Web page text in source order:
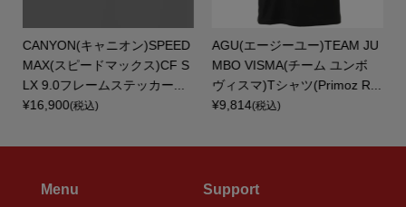
CANYON(キャニオン)SPEED
MAX(スピードマックス)CF S
LX 9.0フレームステッカー...
¥16,900(税込)
AGU(エージーユー)TEAM JU
MBO VISMA(チーム ユンボ
ヴィスマ)Tシャツ(Primoz R...
¥9,814(税込)
Menu Support